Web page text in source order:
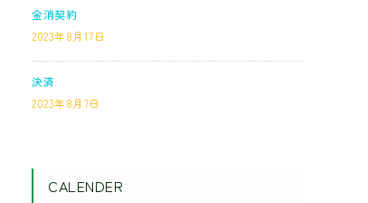
金消契約
2023年8月17日
決済
2023年8月7日
CALENDER